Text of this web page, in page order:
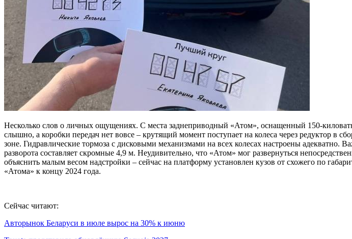
Несколько слов о личных ощущениях. С места заднеприводный «Атом», оснащенный 150-
слышно, а коробки передач нет вовсе – крутящий момент поступает на колеса через редуктор в
зоне. Гидравлические тормоза с дисковыми механизмами на всех колесах настроены
разворота составляет скромные 4,9 м. Неудивительно, что «Атом» мог развернуться
объяснить малым весом надстройки – сейчас на платформу установлен кузов от схожего по
«Атома» к концу 2024 года.
Сейчас читают:
Авторынок Беларуси в июле вырос на 30% к июню